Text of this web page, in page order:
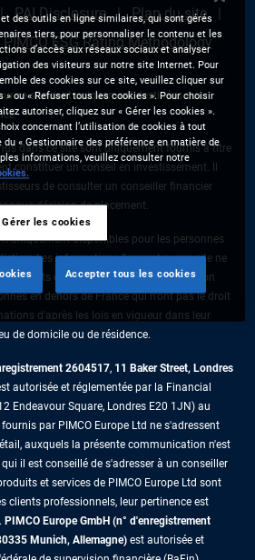
PAI Disclosure
Plan du site
PIMCO ESG Rating Methodology
ce site sont uniquement destinées aux
dans ce site sont uniquement fournis à titre
constituer un conseil en investissement. Il
de consulter un conseiller financier
décision de placement.
uniquement disponibles pour les personnes
Les informations figurant sur ce site ne
produits ou de services ni une sollicitation
en dehors de France qui n'ont pas le droit
d'après les lois en vigueur dans leur
de domicile ou de résidence.
2604517, 11 Baker Street, Londres
autorisée et réglementée par la Financial
Endeavour Square, Londres E20 1JN) au
par PIMCO Europe Ltd ne s'adressent
auxquels la présente communication n'est
il est conseillé de s'adresser à un conseiller
et services de PIMCO Europe Ltd sont
clients professionnels, leur pertinence est
PIMCO Europe GmbH (n° d'enregistrement
Munich, Allemagne) est autorisée et
des outils en ligne similaires, qui sont gérés
tiers, pour personnaliser le contenu et les
d’accès aux réseaux sociaux et analyser
des visiteurs sur notre site Internet. Pour
des cookies sur ce site, veuillez cliquer sur
» ou « Refuser tous les cookies ». Pour choisir
autoriser, cliquez sur « Gérer les cookies ».
concernant l’utilisation de cookies à tout
« Gestionnaire des préférence en matière de
informations, veuillez consulter notre
Gérer les cookies
Accepter tous les cookies